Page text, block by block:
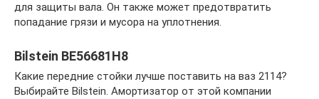
для защиты вала. Он также может предотвратить
попадание грязи и мусора на уплотнения.
Bilstein BE56681H8
Какие передние стойки лучше поставить на ваз 2114?
Выбирайте Bilstein. Амортизатор от этой компании